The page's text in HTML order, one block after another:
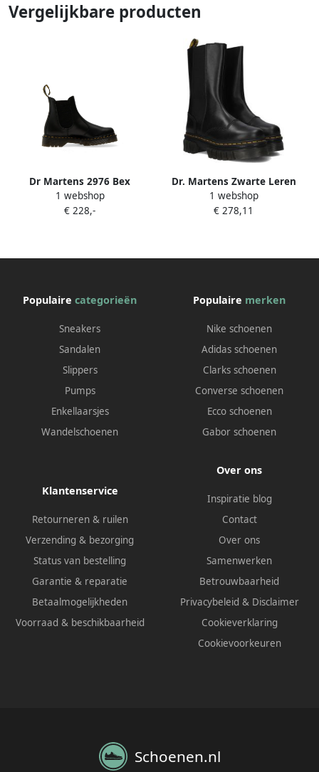
Vergelijkbare producten
Dr Martens 2976 Bex
enkellaarzen met elastisch
vlak Zwart
1 webshop
€ 228,-
Dr. Martens Zwarte Leren
Laarzen met Elastische
Inzetstukken Black Dames
1 webshop
€ 278,11
Populaire categorieën
Sneakers
Sandalen
Slippers
Pumps
Enkellaarsjes
Wandelschoenen
Populaire merken
Nike schoenen
Adidas schoenen
Clarks schoenen
Converse schoenen
Ecco schoenen
Gabor schoenen
Klantenservice
Retourneren & ruilen
Verzending & bezorging
Status van bestelling
Garantie & reparatie
Betaalmogelijkheden
Voorraad & beschikbaarheid
Over ons
Inspiratie blog
Contact
Over ons
Samenwerken
Betrouwbaarheid
Privacybeleid & Disclaimer
Cookieverklaring
Cookievoorkeuren
Schoenen.nl